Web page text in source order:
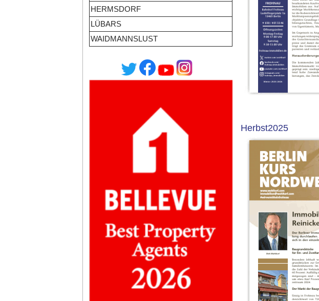
HERMSDORF
LÜBARS
WAIDMANNSLUST
Herbst2025